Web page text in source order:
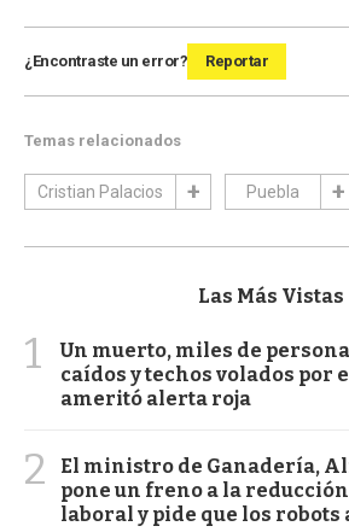
¿Encontraste un error? Reportar
Temas relacionados
Cristian Palacios Puebla
Las Más Vistas
1
Un muerto, miles de
caídos y techos volados por
ameritó alerta roja
2
El ministro de Ganadería,
pone un freno a la
laboral y pide que los robots